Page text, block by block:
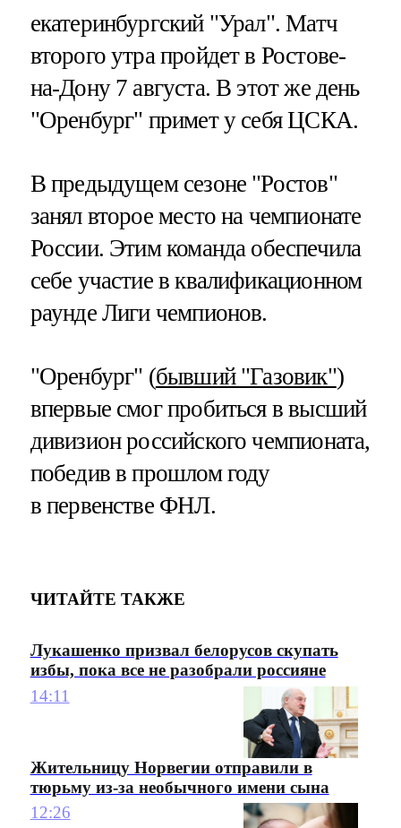
екатеринбургский "Урал". Матч
второго утра пройдет в Ростове-
на-Дону 7 августа. В этот же день
"Оренбург" примет у себя ЦСКА.
В предыдущем сезоне "Ростов"
занял второе место на чемпионате
России. Этим команда обеспечила
себе участие в квалификационном
раунде Лиги чемпионов.
"Оренбург" (бывший "Газовик")
впервые смог пробиться в высший
дивизион российского чемпионата,
победив в прошлом году
в первенстве ФНЛ.
ЧИТАЙТЕ ТАКЖЕ
Лукашенко призвал белорусов скупать
избы, пока все не разобрали россияне
14:11
Жительницу Норвегии отправили в
тюрьму из-за необычного имени сына
12:26